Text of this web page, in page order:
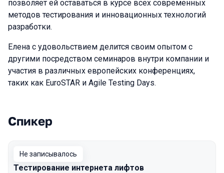
позволяет ей оставаться в курсе всех современных
методов тестирования и инновационных технологий
разработки.
Елена с удовольствием делится своим опытом с
другими посредством семинаров внутри компании и
участия в различных европейских конференциях,
таких как EuroSTAR и Agile Testing Days.
Выступления в сезоне 2019 Piter
Спикер
Не записывалось
Тестирование интернета лифтов